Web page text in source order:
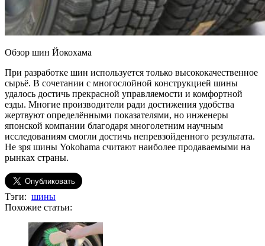
Обзор шин Йокохама
При разработке шин используется только высококачественное
сырьё. В сочетании с многослойной конструкцией шины
удалось достичь прекрасной управляемости и комфортной
езды. Многие производители ради достижения удобства
жертвуют определёнными показателями, но инженеры
японской компании благодаря многолетним научным
исследованиям смогли достичь непревзойденного результата.
Не зря шины Yokohama считают наиболее продаваемыми на
рынках страны.
Тэги: шины
Похожие статьи: